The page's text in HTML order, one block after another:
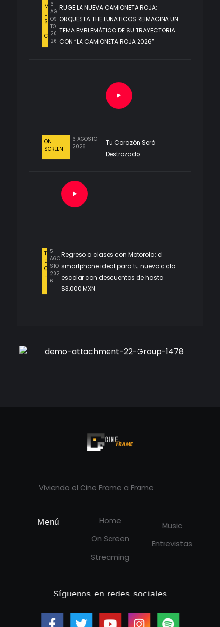
M
U
S
I
C
6
AG
OS
TO
20
26
RUGE LA NUEVA CAMIONETA ROJA:
ORQUESTA THE LUNATICOS REIMAGINA UN
TEMA EMBLEMÁTICO DE SU TRAYECTORIA
CON “LA CAMIONETA ROJA 2026”
ON
SCREEN
6 AGOSTO
2026
Tu Corazón Será
Destrozado
T
E
C
H
5
AGO
STO
202
6
Regreso a clases con Motorola: el
smartphone ideal para tu nuevo ciclo
escolar con descuentos de hasta
$3,000 MXN
Viviendo el Cine Frame a Frame
Menú
Home
On Screen
Streaming
Music
Entrevistas
Síguenos en redes sociales